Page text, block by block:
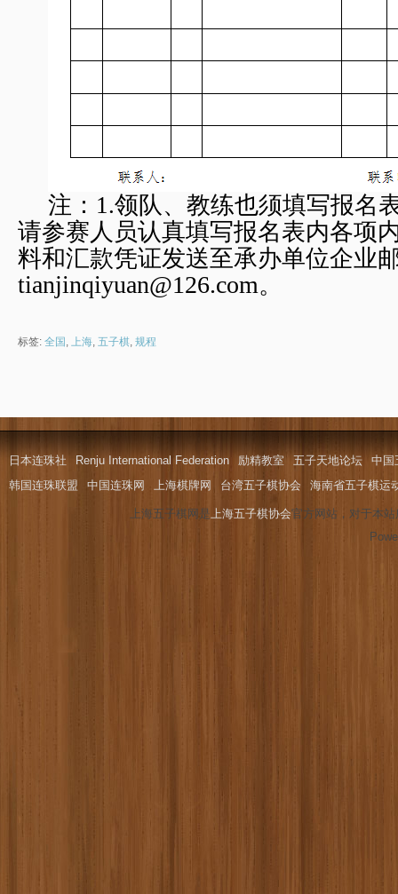
注：1.领队、教练也须填写报名
请参赛人员认真填写报名表内各项
料和汇款凭证发送至承办单位企业
tianjinqiyuan@126.com。
标签: 全国 , 上海, 五子棋, 规程
日本连珠社 Renju International Federation 励精教室 五子天地论坛
中国
韩国连珠联盟
中国连珠网 上海棋牌网 台湾五子棋协会 海南省五子棋运
上海五子棋网是上海五子棋协会官方网站，对于本